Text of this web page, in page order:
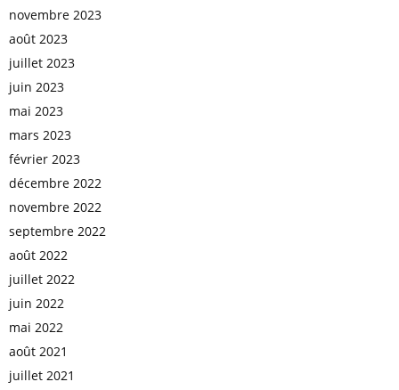
novembre 2023
août 2023
juillet 2023
juin 2023
mai 2023
mars 2023
février 2023
décembre 2022
novembre 2022
septembre 2022
août 2022
juillet 2022
juin 2022
mai 2022
août 2021
juillet 2021